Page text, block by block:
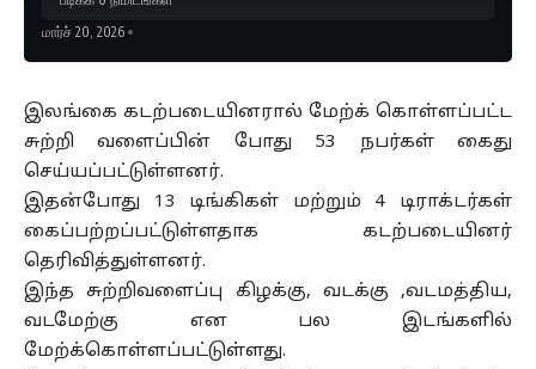
மார்ச் 20, 2026
இலங்கை கடற்படையினரால் மேற்க் கொள்ளப்பட்ட
சுற்றி வளைப்பின் போது 53 நபர்கள் கைது
செய்யப்பட்டுள்ளனர்.
இதன்போது 13 டிங்கிகள் மற்றும் 4 டிராக்டர்கள்
கைப்பற்றப்பட்டுள்ளதாக கடற்படையினர்
தெரிவித்துள்ளனர்.
இந்த சுற்றிவளைப்பு கிழக்கு, வடக்கு ,வடமத்திய,
வடமேற்கு என பல இடங்களில்
மேற்க்கொள்ளப்பட்டுள்ளது.